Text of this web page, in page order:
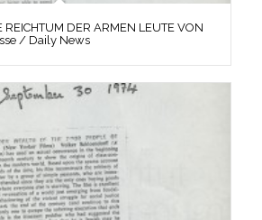
REICHTUM DER ARMEN LEUTE VON
/ Daily News